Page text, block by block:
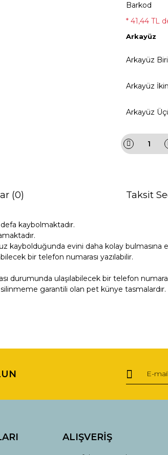
Barkod
* 41,44 TL
Arkayüz
Arkayüz
Arkayüz
Arkayüz
(0) Taksit
kaybolmaktadır.
evini daha kolay bulmasına
bir telefon numarası yazılabilir.
durumunda ulaşılabilecek bir telefon
silinmeme garantili olan pet künye tasmalardır.
Yorum Yaz
ALIŞVERİŞ